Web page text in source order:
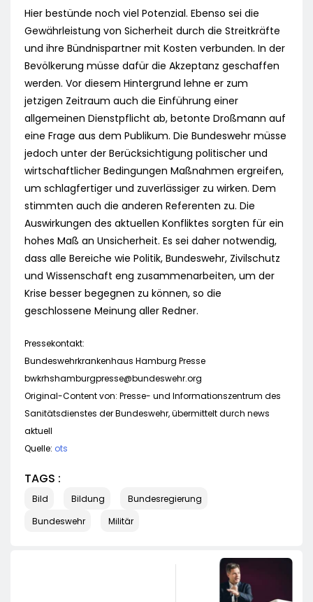
Hier bestünde noch viel Potenzial. Ebenso sei die
Gewährleistung von Sicherheit durch die Streitkräfte
und ihre Bündnispartner mit Kosten verbunden. In der
Bevölkerung müsse dafür die Akzeptanz geschaffen
werden. Vor diesem Hintergrund lehne er zum
jetzigen Zeitraum auch die Einführung einer
allgemeinen Dienstpflicht ab, betonte Droßmann auf
eine Frage aus dem Publikum. Die Bundeswehr müsse
jedoch unter der Berücksichtigung politischer und
wirtschaftlicher Bedingungen Maßnahmen ergreifen,
um schlagfertiger und zuverlässiger zu wirken. Dem
stimmten auch die anderen Referenten zu. Die
Auswirkungen des aktuellen Konfliktes sorgten für ein
hohes Maß an Unsicherheit. Es sei daher notwendig,
dass alle Bereiche wie Politik, Bundeswehr, Zivilschutz
und Wissenschaft eng zusammenarbeiten, um der
Krise besser begegnen zu können, so die
geschlossene Meinung aller Redner.
Pressekontakt:
Bundeswehrkrankenhaus Hamburg Presse
bwkrhshamburgpresse@bundeswehr.org
Original-Content von: Presse- und Informationszentrum des
Sanitätsdienstes der Bundeswehr, übermittelt durch news
aktuell
Quelle: ots
TAGS :
Bild Bildung
Bundesregierung
Bundeswehr
Militär